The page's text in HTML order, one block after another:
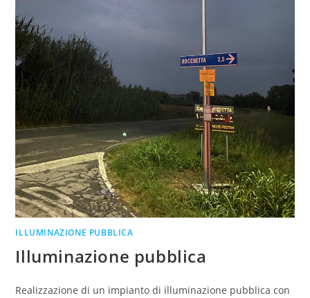
ILLUMINAZIONE PUBBLICA
Illuminazione pubblica
Realizzazione di un impianto di illuminazione pubblica con